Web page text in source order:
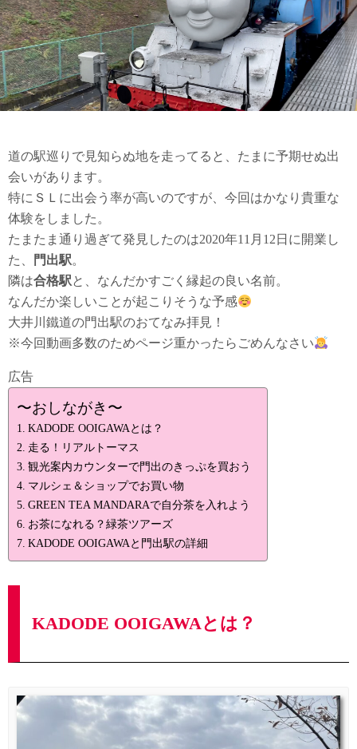
道の駅巡りで見知らぬ地を走ってると、たまに予期せぬ出
会いがあります。
特にＳＬに出会う率が高いのですが、今回はかなり貴重な
体験をしました。
たまたま通り過ぎて発見したのは2020年11月12日に開業し
た、
門出駅。
隣は合格駅と、なんだかすごく縁起の良い名前。
なんだか楽しいことが起こりそうな予感
大井川鐵道の門出駅のおてなみ拝見！
※今回動画多数のためページ重かったらごめんなさい
広告
〜おしながき〜
KADODE OOIGAWAとは？
走る！リアルトーマス
観光案内カウンターで門出のきっぷを買おう
マルシェ＆ショップでお買い物
GREEN TEA MANDARAで自分茶を入れよう
お茶になれる？緑茶ツアーズ
KADODE OOIGAWAと門出駅の詳細
KADODE OOIGAWAとは？